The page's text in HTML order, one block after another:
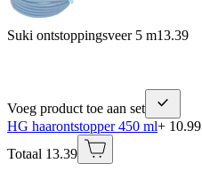
Suki ontstoppingsveer 5 m13.39
Voeg product toe aan set
HG haarontstopper 450 ml+ 10.99
Totaal 13.39